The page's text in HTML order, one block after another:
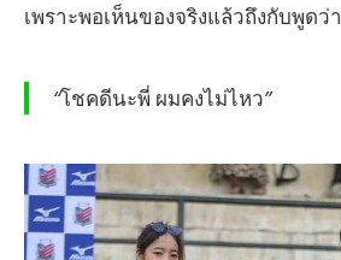
เพราะพอเห็นของจริงแล้วถึงกับพูดว่า
“โชคดีนะพี่ ผมคงไม่ไหว”